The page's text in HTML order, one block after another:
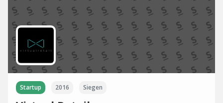
Startup 2016 Siegen